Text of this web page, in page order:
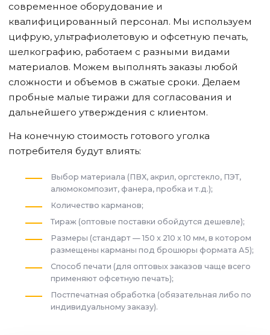
современное оборудование и
квалифицированный персонал. Мы используем
цифрую, ультрафиолетовую и офсетную печать,
шелкографию, работаем с разными видами
материалов. Можем выполнять заказы любой
сложности и объемов в сжатые сроки. Делаем
пробные малые тиражи для согласования и
дальнейшего утверждения с клиентом.
На конечную стоимость готового уголка
потребителя будут влиять:
Выбор материала (ПВХ, акрил, оргстекло, ПЭТ,
алюмокомпозит, фанера, пробка и т.д.);
Количество карманов;
Тираж (оптовые поставки обойдутся дешевле);
Размеры (стандарт — 150 x 210 x 10 мм, в котором
размещены карманы под брошюры формата А5);
Способ печати (для оптовых заказов чаще всего
применяют офсетную печать);
Постпечатная обработка (обязательная либо по
индивидуальному заказу).